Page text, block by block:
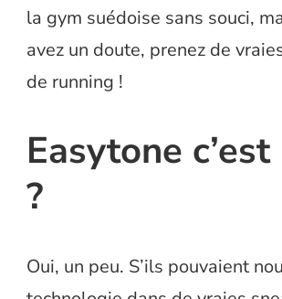
la gym suédoise sans souci,
avez un doute, prenez de
de running !
Easytone
?
Oui, un peu. S’ils pouvaient